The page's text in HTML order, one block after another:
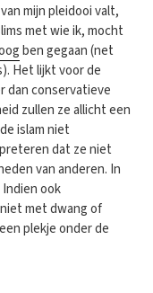
mijn pleidooi valt,
met wie ik, mocht
ben gegaan (net
Het lijkt voor de
dan conservatieve
zullen ze allicht een
islam niet
dat ze niet
van anderen. In
ook
met dwang of
plekje onder de